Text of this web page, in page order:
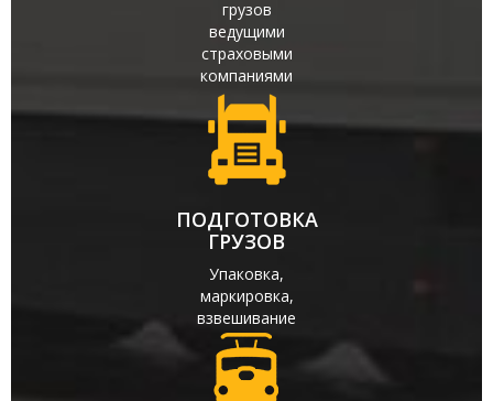
грузов
ведущими
страховыми
компаниями
ПОДГОТОВКА
ГРУЗОВ
Упаковка,
маркировка,
взвешивание